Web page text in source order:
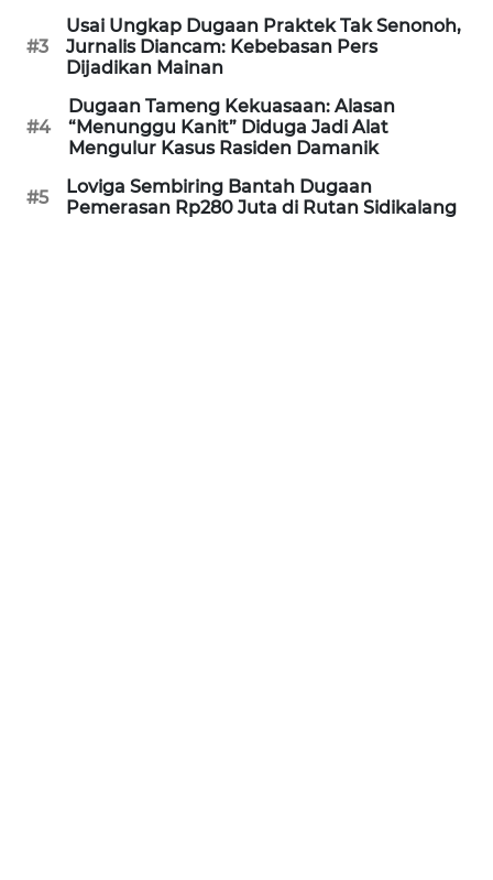
#3
Usai Ungkap Dugaan Praktek Tak Senonoh,
Jurnalis Diancam: Kebebasan Pers
Dijadikan Mainan
#4
Dugaan Tameng Kekuasaan: Alasan
“Menunggu Kanit” Diduga Jadi Alat
Mengulur Kasus Rasiden Damanik
#5
Loviga Sembiring Bantah Dugaan
Pemerasan Rp280 Juta di Rutan Sidikalang
WN
BABEL
WN
SUMBAR